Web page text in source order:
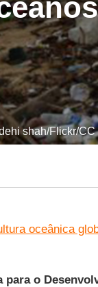
shah/Flickr/CC
oceânica
para o